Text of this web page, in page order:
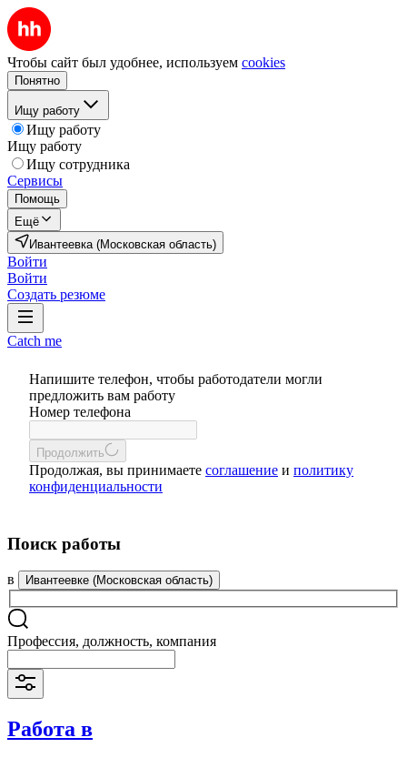
Чтобы сайт был удобнее, используем cookies
Понятно
Ищу работу
Ищу работу
Ищу работу
Ищу сотрудника
Сервисы
Помощь
Ещё
Ивантеевка (Московская область)
Войти
Войти
Создать резюме
Catch me
Напишите телефон, чтобы работодатели могли
предложить вам работу
Номер телефона
Продолжить
Продолжая, вы принимаете соглашение и политику
конфиденциальности
Поиск работы
в Ивантеевке (Московская область)
Профессия, должность, компания
Работа в